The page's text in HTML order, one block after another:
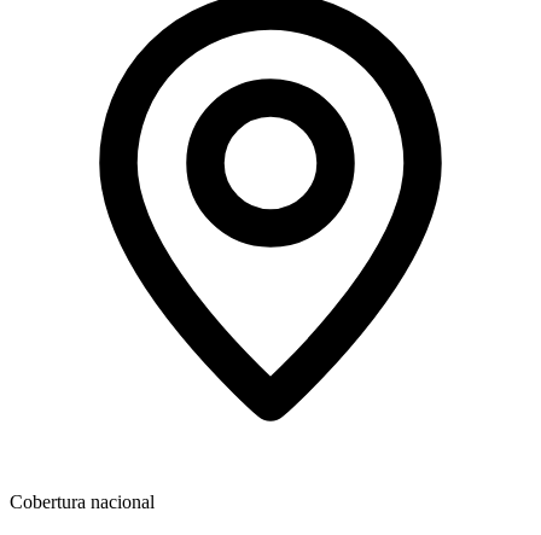
Cobertura nacional